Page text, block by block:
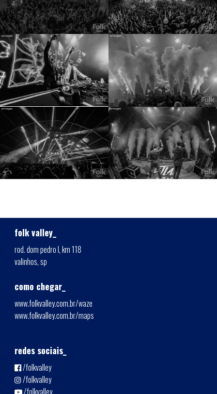
folk valley_
rod. dom pedro I, km 118
valinhos, sp
como chegar_
www.folkvalley.com.br/waze
www.folkvalley.com.br/maps
redes sociais_
/folkvalley
/folkvalley
/folkvalley